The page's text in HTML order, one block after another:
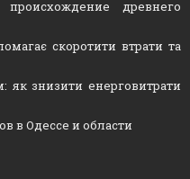
древнего
скоротити втрати та
як знизити енерговитрати
в Одессе и области